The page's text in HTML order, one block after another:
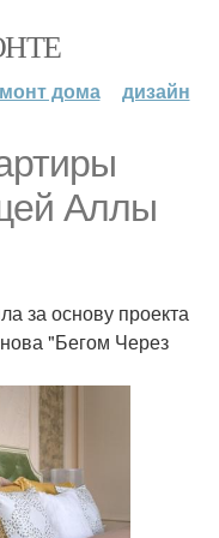
дома дизайн
Аллы
за основу проекта
"Бегом Через